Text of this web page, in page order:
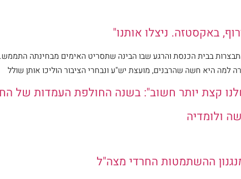
באקסטזה. ניצלו אותנו"
בבית הכנסת והרגע שבו הבינה שתסריט האימים מבחינתה
למה היא חשה שהרבנים, מועצת יש"ע ונבחרי הציבור הוליכו אותן שולל
קצת יותר חשוב": בשנה החולפת העמדות של
ולומדיה